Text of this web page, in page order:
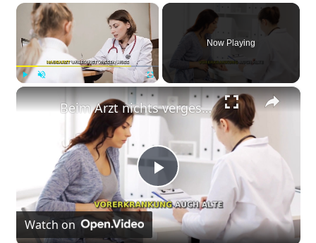
×
Now Playing
×
Play
Video
Beim Arzt nichts vergessen - Diese 5 Infos sind entscheidend!
Watch on